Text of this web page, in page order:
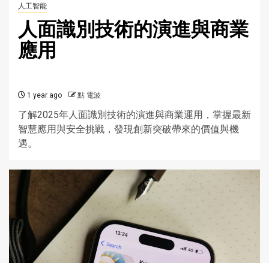
人工智能
人面識別技術的演進與商業
應用
1 year ago 點 電波
了解2025年人面識別技術的演進與商業運用，掌握最新
智慧應用與安全挑戰，發現創新突破帶來的價值與機
遇。